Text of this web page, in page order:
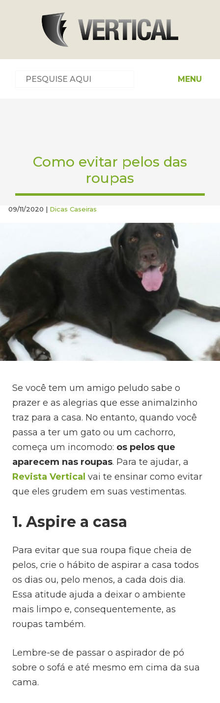
MENU
Como evitar pelos das
roupas
09/11/2020 | Dicas Caseiras
Se você tem um amigo peludo sabe o
prazer e as alegrias que esse animalzinho
traz para a casa. No entanto, quando você
passa a ter um gato ou um cachorro,
começa um incomodo: os pelos que
aparecem nas roupas. Para te ajudar, a
Revista Vertical vai te ensinar como evitar
que eles grudem em suas vestimentas.
1. Aspire a casa
Para evitar que sua roupa fique cheia de
pelos, crie o hábito de aspirar a casa todos
os dias ou, pelo menos, a cada dois dia.
Essa atitude ajuda a deixar o ambiente
mais limpo e, consequentemente, as
roupas também.
Lembre-se de passar o aspirador de pó
sobre o sofá e até mesmo em cima da sua
cama.